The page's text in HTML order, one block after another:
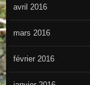
avril 2016
mars 2016
février 2016